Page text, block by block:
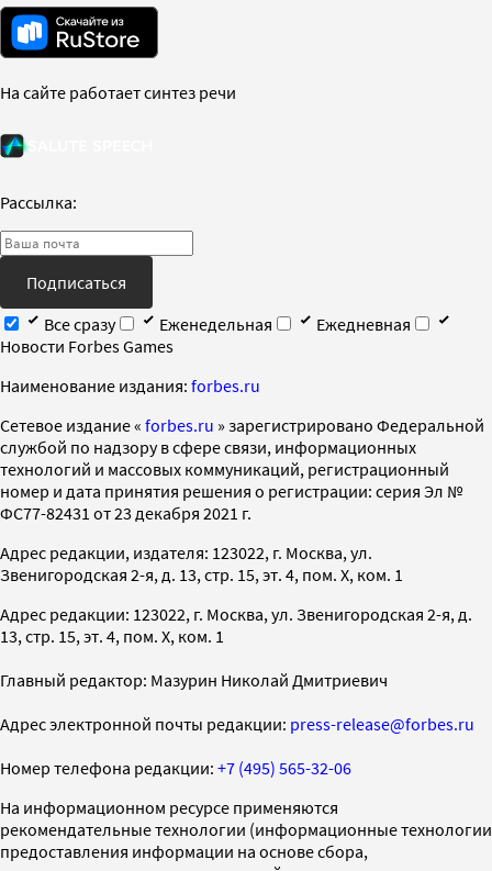
На сайте работает синтез речи
Рассылка:
Подписаться
Все сразу
Еженедельная
Ежедневная
Новости Forbes Games
Наименование издания: forbes.ru
Cетевое издание « forbes.ru » зарегистрировано Федеральной
службой по надзору в сфере связи, информационных
технологий и массовых коммуникаций, регистрационный
номер и дата принятия решения о регистрации: серия Эл №
ФС77-82431 от 23 декабря 2021 г.
Адрес редакции, издателя: 123022, г. Москва, ул.
Звенигородская 2-я, д. 13, стр. 15, эт. 4, пом. X, ком. 1
Адрес редакции: 123022, г. Москва, ул. Звенигородская 2-я, д.
13, стр. 15, эт. 4, пом. X, ком. 1
Главный редактор: Мазурин Николай Дмитриевич
Адрес электронной почты редакции: press-release@forbes.ru
Номер телефона редакции: +7 (495) 565-32-06
На информационном ресурсе применяются
рекомендательные технологии (информационные технологии
предоставления информации на основе сбора,